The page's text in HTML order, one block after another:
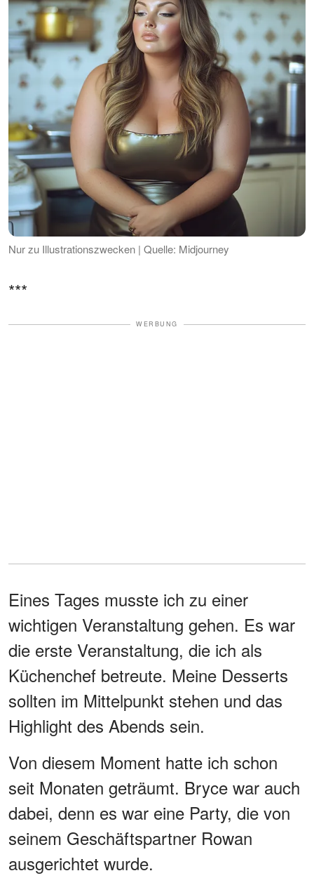
Nur zu Illustrationszwecken | Quelle: Midjourney
***
WERBUNG
Eines Tages musste ich zu einer
wichtigen Veranstaltung gehen. Es war
die erste Veranstaltung, die ich als
Küchenchef betreute. Meine Desserts
sollten im Mittelpunkt stehen und das
Highlight des Abends sein.
Von diesem Moment hatte ich schon
seit Monaten geträumt. Bryce war auch
dabei, denn es war eine Party, die von
seinem Geschäftspartner Rowan
ausgerichtet wurde.